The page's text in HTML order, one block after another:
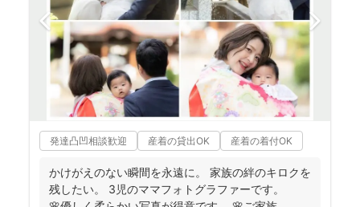
発達凸凹相談歓迎 産着の貸出OK 産着の着付OK
かけがえのない瞬間を永遠に。 家族の絆のキロクを
残したい。 3児のママフォトグラファーです。